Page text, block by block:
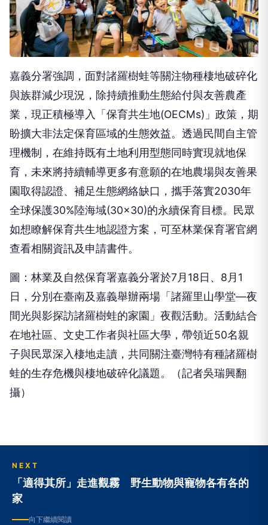
嘉義分署強調，面對諸羅樹蛙等關注物種棲地破碎化
與族群減少現況，除持續推動生態給付與友善農產
業，現正積極導入「保育共生地(OECMs)」政策，期
盼擴大非法定保育區域的生態效益。透過民間自主管
理機制，在維持既有土地利用型態同時實現就地保
育，未來將持續輔導更多有意願的在地農場與友善果
園取得認證、補足生態網絡缺口，攜手落實2030年
全球保護30%陸海域(30×30)的永續保育目標。民眾
如想瞭解保育共生地認證方案，可至林業保育署官網
查看相關資訊及申請書件。
圖：林業及自然保育署嘉義分署於7月18日、8月1
日，分別在臺南及嘉義舉辦兩場「諸羅里山學堂—夜
間光與影探訪諸羅樹蛙的家園」夜觀活動。活動結合
在地社區、文史工作者與社區大學，帶領近50名親
子與民眾深入棲地走讀，共同關注臺灣特有種諸羅樹
蛙的生存危機與棲地破碎化議題。（記者吳瑞興翻
攝）
NEXT
「適得其所」走進觀霧 野生動物與寵物各有各的
家
向下繼續閱讀